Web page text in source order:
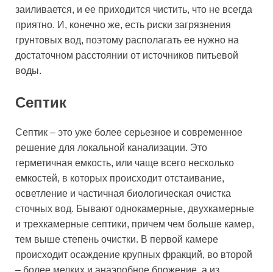
заиливается, и ее приходится чистить, что не всегда
приятно. И, конечно же, есть риски загрязнения
грунтовых вод, поэтому располагать ее нужно на
достаточном расстоянии от источников питьевой
воды.
Септик
Септик – это уже более серьезное и современное
решение для локальной канализации. Это
герметичная емкость, или чаще всего несколько
емкостей, в которых происходит отстаивание,
осветление и частичная биологическая очистка
сточных вод. Бывают однокамерные, двухкамерные
и трехкамерные септики, причем чем больше камер,
тем выше степень очистки. В первой камере
происходит осаждение крупных фракций, во второй